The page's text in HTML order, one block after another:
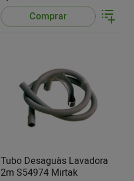
Comprar
Tubo Desaguàs Lavadora
2m S54974 Mirtak